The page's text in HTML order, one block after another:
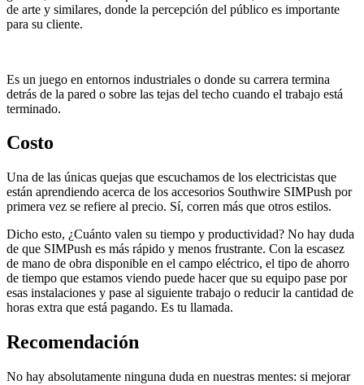
de arte y similares, donde la percepción del público es importante
para su cliente.
Es un juego en entornos industriales o donde su carrera termina
detrás de la pared o sobre las tejas del techo cuando el trabajo está
terminado.
Costo
Una de las únicas quejas que escuchamos de los electricistas que
están aprendiendo acerca de los accesorios Southwire SIMPush por
primera vez se refiere al precio. Sí, corren más que otros estilos.
Dicho esto, ¿Cuánto valen su tiempo y productividad? No hay duda
de que SIMPush es más rápido y menos frustrante. Con la escasez
de mano de obra disponible en el campo eléctrico, el tipo de ahorro
de tiempo que estamos viendo puede hacer que su equipo pase por
esas instalaciones y pase al siguiente trabajo o reducir la cantidad de
horas extra que está pagando. Es tu llamada.
Recomendación
No hay absolutamente ninguna duda en nuestras mentes: si mejorar